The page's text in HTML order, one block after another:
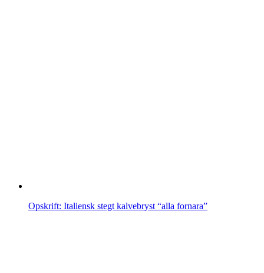
Opskrift: Italiensk stegt kalvebryst “alla fornara”